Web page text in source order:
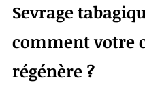
Sevrage
comment votre
régénère ?